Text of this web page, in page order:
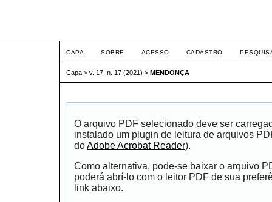
CAPA SOBRE ACESSO CADASTRO
Capa > v. 17, n. 17 (2021) > MENDONÇA
O arquivo PDF selecionado deve ser
instalado um plugin de leitura de arquivos
doAdobe Acrobat Reader).
Como alternativa, pode-se baixar o arquivo
poderá abrí-lo com o leitor PDF de sua
link abaixo.